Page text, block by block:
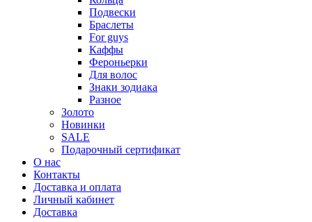
Подвески
Браслеты
For guys
Каффы
Фероньерки
Для волос
Знаки зодиака
Разное
Золото
Новинки
SALE
Подарочный сертификат
О нас
Контакты
Доставка и оплата
Личный кабинет
Доставка